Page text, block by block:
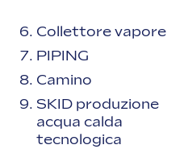
Collettore vapore
PIPING
Camino
SKID produzione
acqua calda
tecnologica